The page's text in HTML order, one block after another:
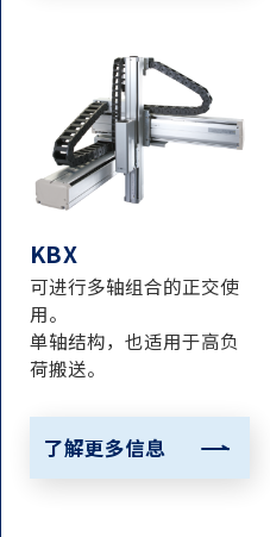
KBX
可进行多轴组合的正交使
用。
单轴结构，也适用于高负
荷搬送。
了解更多信息